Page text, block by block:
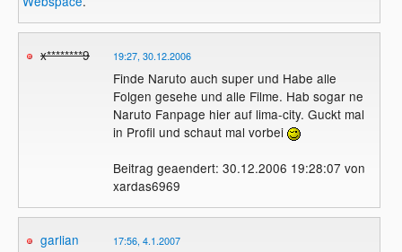
x********9 19:27, 30.12.2006
Finde Naruto auch super und Habe alle
Folgen gesehe und alle Filme. Hab sogar ne
Naruto Fanpage hier auf lima-city. Guckt mal
in Profil und schaut mal vorbei
Beitrag geaendert: 30.12.2006 19:28:07 von
xardas6969
garlian 17:56, 4.1.2007